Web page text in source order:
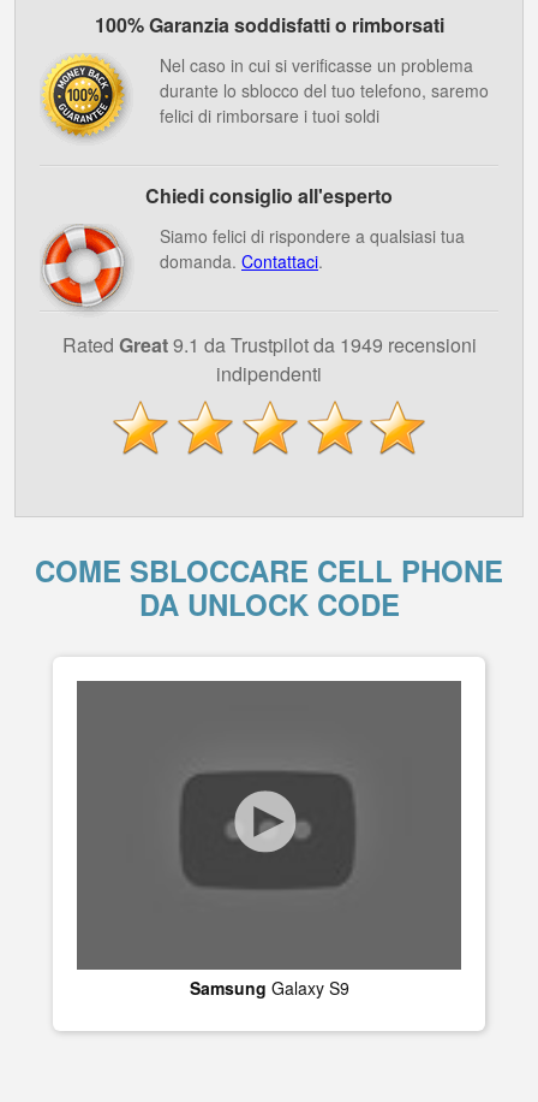
100% Garanzia soddisfatti o rimborsati
Nel caso in cui si verificasse un problema
durante lo sblocco del tuo telefono, saremo
felici di rimborsare i tuoi soldi
Chiedi consiglio all'esperto
Siamo felici di rispondere a qualsiasi tua
domanda. Contattaci.
Rated Great9.1 da Trustpilot da 1949 recensioni
indipendenti
COME SBLOCCARE CELL PHONE
DA UNLOCK CODE
Samsung Galaxy S9